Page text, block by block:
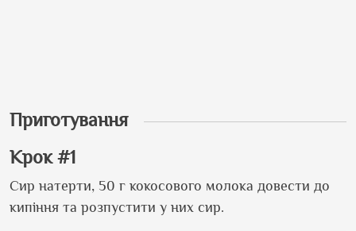
Приготування
Крок #1
Сир натерти, 50 г кокосового молока довести до
кипіння та розпустити у них сир.